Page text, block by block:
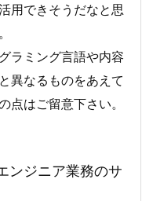
用できそうだなと思
ラミング言語や内容
異なるものをあえて
はご留意下さい。
ンジニア業務のサ